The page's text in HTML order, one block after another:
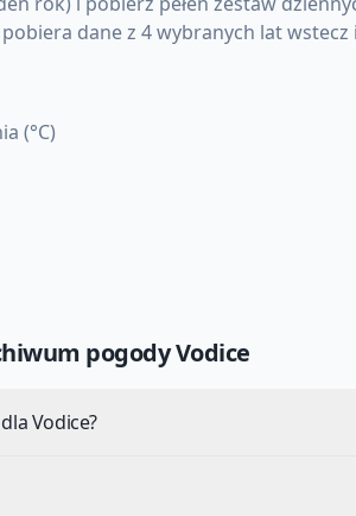
dane z 4 wybranych lat
(°C)
pogodyVodice
Vodice?